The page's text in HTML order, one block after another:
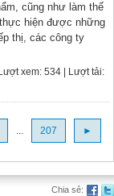
cũng như làm thế
hiện được những
thị, các công ty
xem: 534 | Lượt tải:
... 207 ►
Chia sẻ: